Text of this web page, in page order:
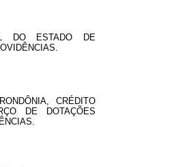
DO ESTADO DE
CRÉDITO
DE DOTAÇÕES